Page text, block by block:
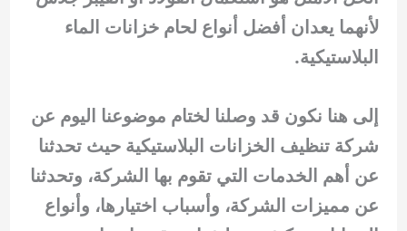
لأنهما يعدان أفضل أنواع لحام خزانات الماء
البلاستيكية.
إلى هنا نكون قد وصلنا لختام موضوعنا اليوم عن
شركة تنظيف الخزانات البلاستيكية حيث تحدثنا
عن أهم الخدمات التي تقوم بها الشركة، وتحدثنا
عن مميزات الشركة، وأسباب اختيارها، وأنواع